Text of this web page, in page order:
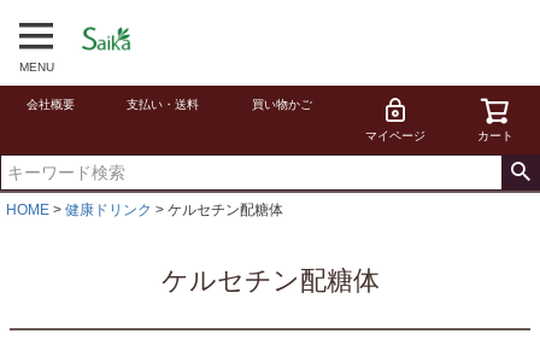
MENU
会社概要 支払い・送料 買い物かご
マイページ カート
HOME 健康ドリンク ケルセチン配糖体
ケルセチン配糖体